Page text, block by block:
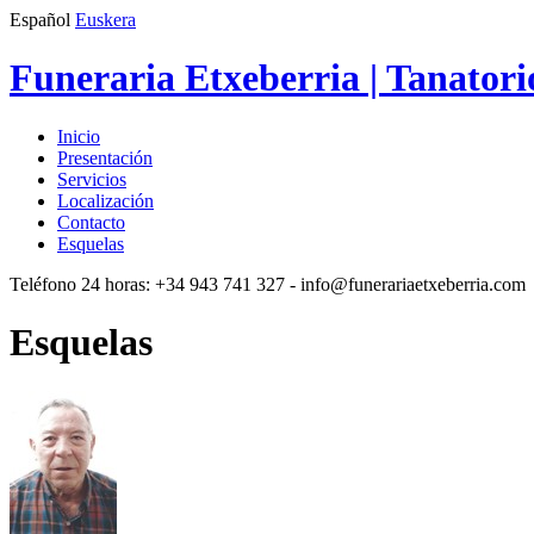
Español Euskera
Funeraria Etxeberria |
Inicio
Presentación
Servicios
Localización
Contacto
Esquelas
Teléfono 24 horas: +34 943 741 327 - info@funerariaetxeberria.com
Esquelas